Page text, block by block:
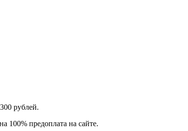
рублей.
100% предоплата на сайте.